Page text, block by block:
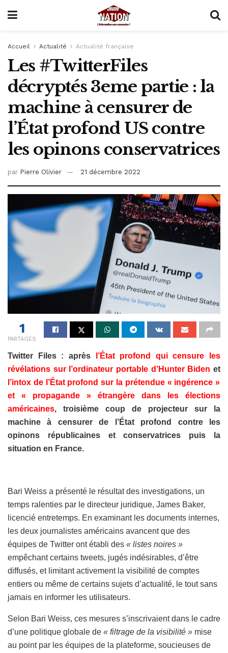
Accueil Actualité Actualité française
Les #TwitterFiles
décryptés 3eme partie : la
machine à censurer de
l’État profond US contre
les opinons conservatrices
par Pierre Olivier 21 décembre 2022
1
PARTAGES
Twitter Files : après
l’État profond qui censure les
révélations sur l’ordinateur portable d’Hunter Biden et
l’intox de l’État profond sur la prétendue « ingérence »
et « propagande » étrangère dans les élections
américaines, troisième coup de projecteur sur la
machine à censurer de l’État profond contre les
opinons républicaines et conservatrices puis la
situation en France.
Bari Weiss a présenté le résultat des investigations, un
temps ralenties par le directeur juridique, James Baker,
licencié entretemps. En examinant les documents internes,
les deux journalistes américains avancent que des
équipes de Twitter ont établi des « listes noires »
empêchant certains tweets, jugés indésirables, d’être
diffusés, et limitant activement la visibilité de comptes
entiers ou même de certains sujets d’actualité, le tout sans
jamais en informer les utilisateurs.
Selon Bari Weiss, ces mesures s’inscrivaient dans le cadre
d’une politique globale de « filtrage de la visibilité » mise
au point par les équipes de la plateforme, soucieuses de